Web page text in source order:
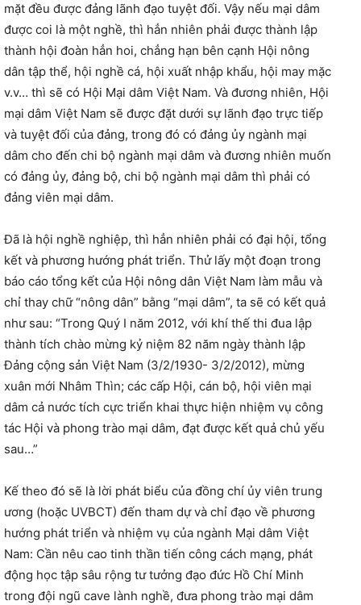
mặt đều được đảng lãnh đạo tuyệt đối. Vậy nếu mại dâm
được coi là một nghề, thì hẳn nhiên phải được thành lập
thành hội đoàn hẳn hoi, chẳng hạn bên cạnh Hội nông
dân tập thể, hội nghề cá, hội xuất nhập khẩu, hội may mặc
v.v… thì sẽ có Hội Mại dâm Việt Nam. Và đương nhiên, Hội
mại dâm Việt Nam sẽ được đặt dưới sự lãnh đạo trực tiếp
và tuyệt đối của đảng, trong đó có đảng ủy ngành mại
dâm cho đến chi bộ ngành mại dâm và đương nhiên muốn
có đảng ủy, đảng bộ, chi bộ ngành mại dâm thì phải có
đảng viên mại dâm.
Đã là hội nghề nghiệp, thì hẳn nhiên phải có đại hội, tổng
kết và phương hướng phát triển. Thử lấy một đoạn trong
báo cáo tổng kết của Hội nông dân Việt Nam làm mẫu và
chỉ thay chữ “nông dân” bằng “mại dâm”, ta sẽ có kết quả
như sau: “Trong Quý I năm 2012, với khí thế thi đua lập
thành tích chào mừng kỷ niệm 82 năm ngày thành lập
Đảng cộng sản Việt Nam (3/2/1930- 3/2/2012), mừng
xuân mới Nhâm Thìn; các cấp Hội, cán bộ, hội viên mại
dâm cả nước tích cực triển khai thực hiện nhiệm vụ công
tác Hội và phong trào mại dâm, đạt được kết quả chủ yếu
sau…”
Kế theo đó sẽ là lời phát biểu của đồng chí ủy viên trung
ương (hoặc UVBCT) đến tham dự và chỉ đạo về phương
hướng phát triển và nhiệm vụ của ngành Mại dâm Việt
Nam: Cần nêu cao tinh thần tiến công cách mạng, phát
động học tập sâu rộng tư tưởng đạo đức Hồ Chí Minh
trong đội ngũ cave lành nghề, đưa phong trào mại dâm